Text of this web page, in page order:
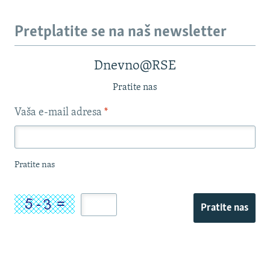
Pretplatite se na naš newsletter
Dnevno@RSE
Pratite nas
Vaša e-mail adresa *
Pratite nas
Pratite nas